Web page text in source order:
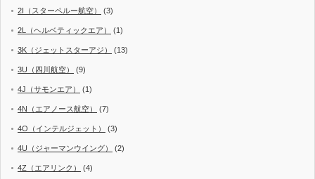
2I（スターペルー航空） (3)
2L（ヘルベティックエア） (1)
3K（ジェットスターアジ） (13)
3U（四川航空） (9)
4J（サモンエア） (1)
4N（エアノース航空） (7)
4O（インテルジェット） (3)
4U（ジャーマンウイング） (2)
4Z（エアリンク） (4)